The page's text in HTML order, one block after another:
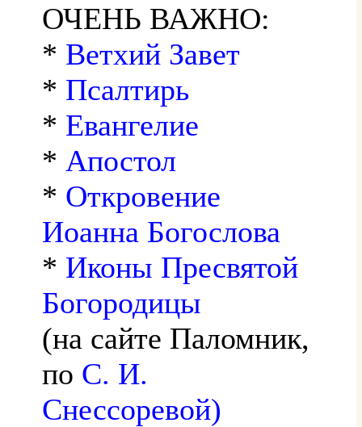
ОЧЕНЬ ВАЖНО:
* Ветхий Завет
* Псалтирь
* Евангелие
* Апостол
* Откровение
Иоанна Богослова
* Иконы Пресвятой
Богородицы
(на сайте Паломник,
по С. И.
Снессоревой)